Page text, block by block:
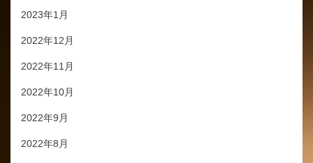
2023年1月
2022年12月
2022年11月
2022年10月
2022年9月
2022年8月